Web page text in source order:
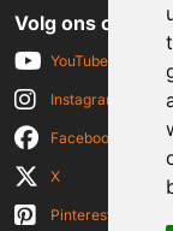
Volg ons op
YouTube
Instagram
Facebook
X
Pinterest